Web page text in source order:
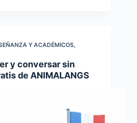
Y ACADÉMICOS,
y conversar sin
de ANIMALANGS